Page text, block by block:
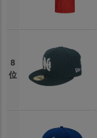
8
位